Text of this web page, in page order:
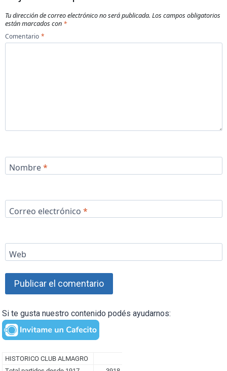
Tu dirección de correo electrónico no será publicada. Los campos obligatorios
están marcados con *
Comentario *
Nombre*
Correo electrónico *
Web
Si te gusta nuestro contenido podés ayudarnos: